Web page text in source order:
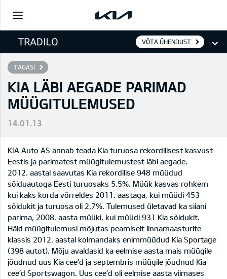
VÕTA ÜHENDUST
TAGASI
KIA LÄBI AEGADE PARIMAD
MÜÜGITULEMUSED
14.01.13
KIA Auto AS annab teada Kia turuosa rekordilisest kasvust
Eestis ja parimatest müügitulemustest läbi aegade.
2012. aastal saavutas Kia rekordilise 948 müüdud
sõiduautoga Eesti turuosaks 5,5%. Müük kasvas rohkem
kui kaks korda võrreldes 2011. aastaga, kui müüdi 453
sõidukit ja turuosa oli 2,7%. Tulemused ületavad ka siiani
parima, 2008. aasta müüki, kui müüdi 931 Kia sõidukit.
Häid müügitulemusi mõjutas peamiselt linnamaasturite
klassis 2012. aastal kolmandaks enimmüüdud Kia Sportage
(398 autot). Mõju avaldasid ka eelmise aasta mais müügile
jõudnud uus Kia cee’d ja septembris müügile jõudnud Kia
cee’d Sportswagon. Uus cee’d oli eelmise aasta viimases